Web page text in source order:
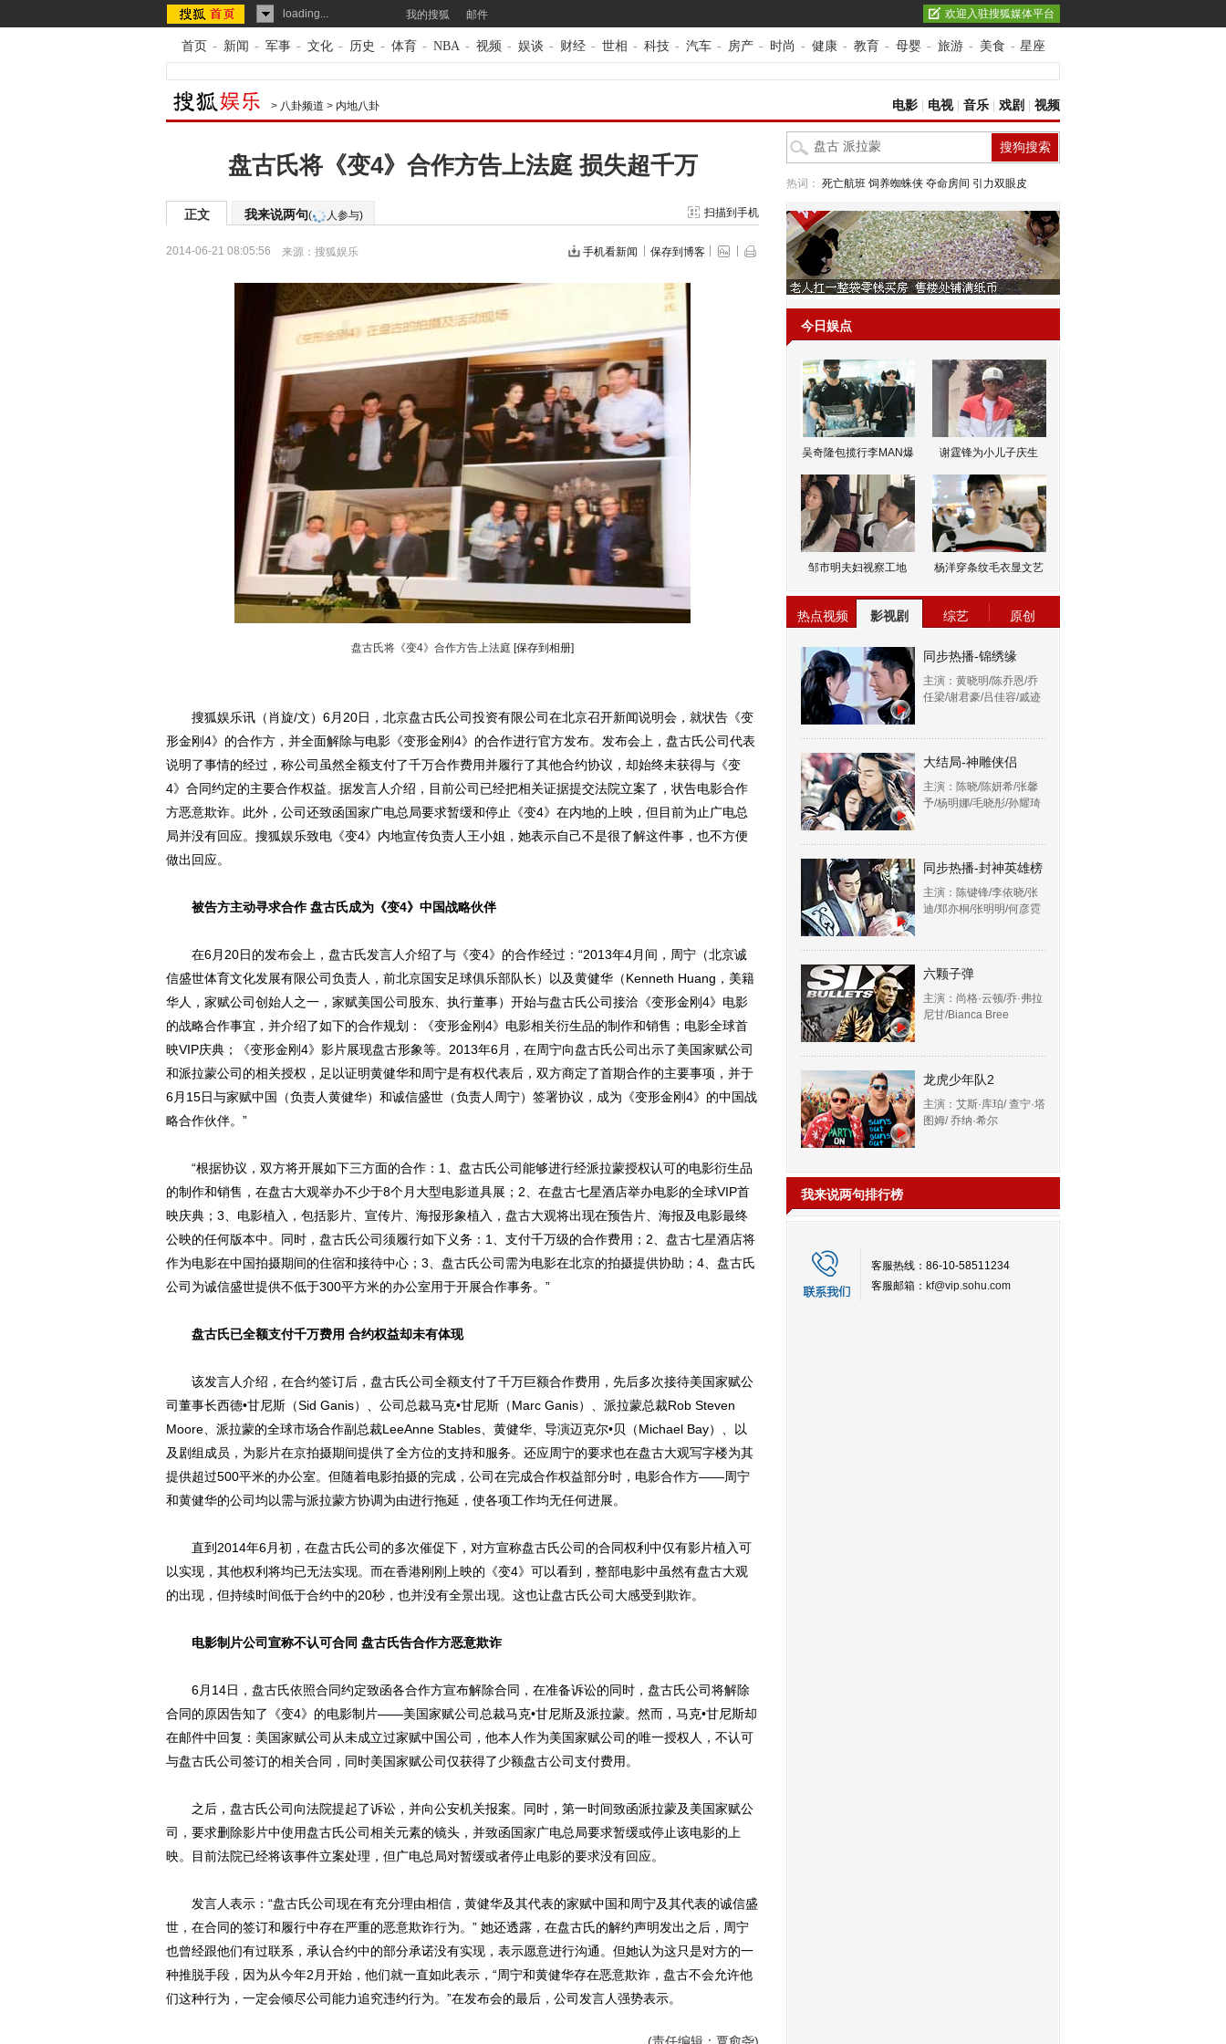
loading... 我的搜狐 邮件 欢迎入驻搜狐媒体平台
首页 - 新闻 - 军事 - 文化 - 历史 - 体育 - NBA - 视频 - 娱谈 - 财经 - 世相 - 科技 - 汽车 - 房产 - 时尚 - 健康 - 教育 - 母婴 - 旅游 - 美食 - 星座
> 八卦频道 > 内地八卦 电影 电视| 音乐 戏剧 视频
盘古氏将《变4》合作方告上法庭 损失超千万
正文 我来说两句( 人参与) 扫描到手机
2014-06-21 08:05:56 来源： 搜狐娱乐 手机看新闻 保存到博客
盘古氏将《变4》合作方告上法庭 [保存到相册]
搜狐娱乐讯（肖旋/文）6月20日，北京盘古氏公司投资有限公司在北京召开新闻说明会，就状告《变
形金刚4》的合作方，并全面解除与电影《变形金刚4》的合作进行官方发布。发布会上，盘古氏公司代表
说明了事情的经过，称公司虽然全额支付了千万合作费用并履行了其他合约协议，却始终未获得与《变
4》合同约定的主要合作权益。据发言人介绍，目前公司已经把相关证据提交法院立案了，状告电影合作
方恶意欺诈。此外，公司还致函国家广电总局要求暂缓和停止《变4》在内地的上映，但目前为止广电总
局并没有回应。搜狐娱乐致电《变4》内地宣传负责人王小姐，她表示自己不是很了解这件事，也不方便
做出回应。
被告方主动寻求合作 盘古氏成为《变4》中国战略伙伴
在6月20日的发布会上，盘古氏发言人介绍了与《变4》的合作经过：“2013年4月间，周宁（北京诚
信盛世体育文化发展有限公司负责人，前北京国安足球俱乐部队长）以及黄健华（Kenneth Huang，美籍
华人，家赋公司创始人之一，家赋美国公司股东、执行董事）开始与盘古氏公司接洽《变形金刚4》电影
的战略合作事宜，并介绍了如下的合作规划：《变形金刚4》电影相关衍生品的制作和销售；电影全球首
映VIP庆典；《变形金刚4》影片展现盘古形象等。2013年6月，在周宁向盘古氏公司出示了美国家赋公司
和派拉蒙公司的相关授权，足以证明黄健华和周宁是有权代表后，双方商定了首期合作的主要事项，并于
6月15日与家赋中国（负责人黄健华）和诚信盛世（负责人周宁）签署协议，成为《变形金刚4》的中国战
略合作伙伴。”
“根据协议，双方将开展如下三方面的合作：1、盘古氏公司能够进行经派拉蒙授权认可的电影衍生品
的制作和销售，在盘古大观举办不少于8个月大型电影道具展；2、在盘古七星酒店举办电影的全球VIP首
映庆典；3、电影植入，包括影片、宣传片、海报形象植入，盘古大观将出现在预告片、海报及电影最终
公映的任何版本中。同时，盘古氏公司须履行如下义务：1、支付千万级的合作费用；2、盘古七星酒店将
作为电影在中国拍摄期间的住宿和接待中心；3、盘古氏公司需为电影在北京的拍摄提供协助；4、盘古氏
公司为诚信盛世提供不低于300平方米的办公室用于开展合作事务。”
盘古氏已全额支付千万费用 合约权益却未有体现
该发言人介绍，在合约签订后，盘古氏公司全额支付了千万巨额合作费用，先后多次接待美国家赋公
司董事长西德•甘尼斯（Sid Ganis）、公司总裁马克•甘尼斯（Marc Ganis）、派拉蒙总裁Rob Steven
Moore、派拉蒙的全球市场合作副总裁LeeAnne Stables、黄健华、导演迈克尔•贝（Michael Bay）、以
及剧组成员，为影片在京拍摄期间提供了全方位的支持和服务。还应周宁的要求也在盘古大观写字楼为其
提供超过500平米的办公室。但随着电影拍摄的完成，公司在完成合作权益部分时，电影合作方——周宁
和黄健华的公司均以需与派拉蒙方协调为由进行拖延，使各项工作均无任何进展。
直到2014年6月初，在盘古氏公司的多次催促下，对方宣称盘古氏公司的合同权利中仅有影片植入可
以实现，其他权利将均已无法实现。而在香港刚刚上映的《变4》可以看到，整部电影中虽然有盘古大观
的出现，但持续时间低于合约中的20秒，也并没有全景出现。这也让盘古氏公司大感受到欺诈。
电影制片公司宣称不认可合同 盘古氏告合作方恶意欺诈
6月14日，盘古氏依照合同约定致函各合作方宣布解除合同，在准备诉讼的同时，盘古氏公司将解除
合同的原因告知了《变4》的电影制片——美国家赋公司总裁马克•甘尼斯及派拉蒙。然而，马克•甘尼斯却
在邮件中回复：美国家赋公司从未成立过家赋中国公司，他本人作为美国家赋公司的唯一授权人，不认可
与盘古氏公司签订的相关合同，同时美国家赋公司仅获得了少额盘古公司支付费用。
之后，盘古氏公司向法院提起了诉讼，并向公安机关报案。同时，第一时间致函派拉蒙及美国家赋公
司，要求删除影片中使用盘古氏公司相关元素的镜头，并致函国家广电总局要求暂缓或停止该电影的上
映。目前法院已经将该事件立案处理，但广电总局对暂缓或者停止电影的要求没有回应。
发言人表示：“盘古氏公司现在有充分理由相信，黄健华及其代表的家赋中国和周宁及其代表的诚信盛
世，在合同的签订和履行中存在严重的恶意欺诈行为。” 她还透露，在盘古氏的解约声明发出之后，周宁
也曾经跟他们有过联系，承认合约中的部分承诺没有实现，表示愿意进行沟通。但她认为这只是对方的一
种推脱手段，因为从今年2月开始，他们就一直如此表示，“周宁和黄健华存在恶意欺诈，盘古不会允许他
们这种行为，一定会倾尽公司能力追究违约行为。”在发布会的最后，公司发言人强势表示。
热词： 死亡航班 饲养蜘蛛侠 夺命房间 引力双眼皮
今日娱点
吴奇隆包揽行李MAN爆 谢霆锋为小儿子庆生
邹市明夫妇视察工地 杨洋穿条纹毛衣显文艺
热点视频 影视剧 综艺 原创
同步热播-锦绣缘
主演：黄晓明/陈乔恩/乔
任梁/谢君豪/吕佳容/戚迹
大结局-神雕侠侣
主演：陈晓/陈妍希/张馨
予/杨明娜/毛晓彤/孙耀琦
同步热播-封神英雄榜
主演：陈键锋/李依晓/张
迪/郑亦桐/张明明/何彦霓
六颗子弹
主演：尚格·云顿/乔·弗拉
尼甘/Bianca Bree
龙虎少年队2
主演：艾斯·库珀/ 查宁·塔
图姆/ 乔纳·希尔
我来说两句排行榜
客服热线：86-10-58511234
客服邮箱： kf@vip.sohu.com